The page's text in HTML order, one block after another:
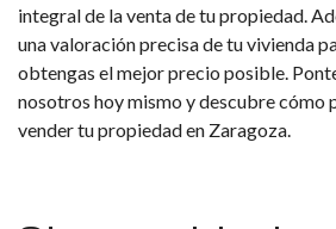
integral de la venta de tu propiedad.
una valoración precisa de tu vivienda
obtengas el mejor precio posible.
nosotros hoy mismo y descubre cómo
vender tu propiedad en Zaragoza.